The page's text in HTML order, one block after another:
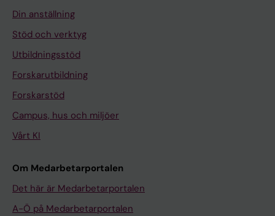
Din anställning
Stöd och verktyg
Utbildningsstöd
Forskarutbildning
Forskarstöd
Campus, hus och miljöer
Vårt KI
Om Medarbetarportalen
Det här är Medarbetarportalen
A-Ö på Medarbetarportalen